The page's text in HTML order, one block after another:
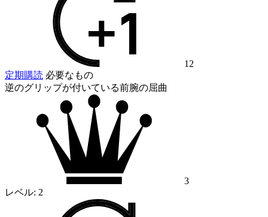
12
定期購読 必要なもの
逆のグリップが付いている前腕の屈曲
3
レベル: 2